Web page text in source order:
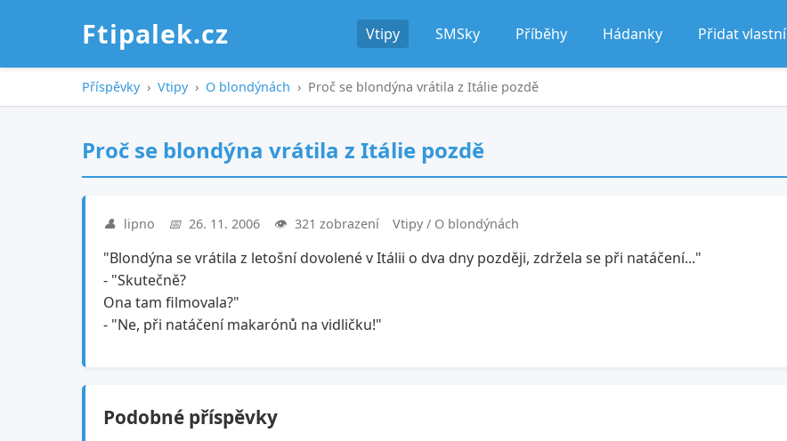
Ftipalek.cz Vtipy SMSky Příběhy Hádanky Přidat vlastní
Příspěvky › Vtipy › O blondýnách › Proč se blondýna vrátila z Itálie pozdě
Proč se blondýna vrátila z Itálie pozdě
👤 lipno 📅 26. 11. 2006 👁️ 321 zobrazení Vtipy / O blondýnách
"Blondýna se vrátila z letošní dovolené v Itálii o dva dny později, zdržela se při natáčení..."
- "Skutečně?
Ona tam filmovala?"
- "Ne, při natáčení makarónů na vidličku!"
Podobné příspěvky